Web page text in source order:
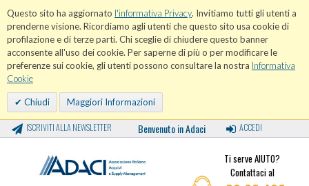
Questo sito ha aggiornato l'informativa Privacy. Invitiamo tutti gli utenti a
prenderne visione. Ricordiamo agli utenti che questo sito usa cookie di
profilazione e di terze parti. Chi sceglie di chiudere questo banner
acconsente all'uso dei cookie. Per saperne di più o per modificare le
preferenze sui cookie, gli utenti possono consultare la nostra Informativa
Cookie
Chiudi Maggiori Informazioni
ISCRIVITI ALLA NEWSLETTER Benvenuto in Adaci ACCEDI
Ti serve AIUTO?
Contattaci al